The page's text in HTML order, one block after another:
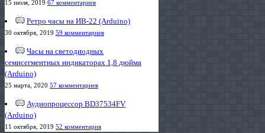
15 июля, 2019 67 комментариев
Ретро часы на ИВ-22 (Arduino)
30 октября, 2019 59 комментариев
Часы на светодиодных
семисегментных индикаторах 1,8 дюйма
(Arduino)
25 марта, 2020 57 комментариев
Аудиопроцессор BD37534FV
(Arduino)
11 октября, 2019 52 комментария